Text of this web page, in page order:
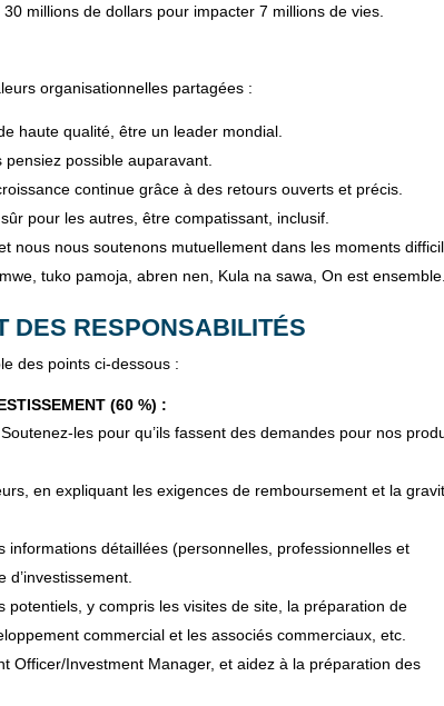
millions de dollars pour impacter 7 millions de vies.
organisationnelles partagées :
haute qualité, être un leader mondial.
possible auparavant.
continue grâce à des retours ouverts et précis.
pour les autres, être compatissant, inclusif.
nous nous soutenons mutuellement dans les moments
tuko pamoja, abren nen, Kula na sawa, On est
DES RESPONSABILITÉS
des points ci-dessous :
(60 %) :
les pour qu’ils fassent des demandes pour nos
en expliquant les exigences de remboursement et la
informations détaillées (personnelles, professionnelles et
y compris les visites de site, la préparation de
commercial et les associés commerciaux, etc.
Officer/Investment Manager, et aidez à la préparation des